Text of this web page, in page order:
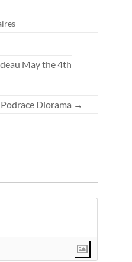
May the 4th
Diorama →